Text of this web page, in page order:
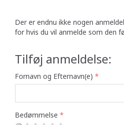
Der er endnu ikke nogen
for hvis du vil anmelde som den
Tilføj anmeldelse:
Fornavn og Efternavn(e)
Bedømmelse